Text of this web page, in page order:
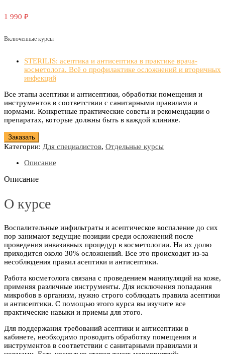
1 990 ₽
Включенные курсы
STERILIS: асептика и антисептика в практике врача-
косметолога. Всё о профилактике осложнений и вторичных
инфекций
Все этапы асептики и антисептики, обработки помещения и
инструментов в соответствии с санитарными правилами и
нормами. Конкретные практические советы и рекомендации о
препаратах, которые должны быть в каждой клинике.
Заказать
Категории: Для специалистов, Отдельные курсы
Описание
Описание
О курсе
Воспалительные инфильтраты и асептическое воспаление до сих
пор занимают ведущие позиции среди осложнений после
проведения инвазивных процедур в косметологии. На их долю
приходится около 30% осложнений. Все это происходит из-за
несоблюдения правил асептики и антисептики.
Работа косметолога связана с проведением манипуляций на коже,
применяя различные инструменты. Для исключения попадания
микробов в организм, нужно строго соблюдать правила асептики
и антисептики. С помощью этого курса вы изучите все
практические навыки и приемы для этого.
Для поддержания требований асептики и антисептики в
кабинете, необходимо проводить обработку помещения и
инструментов в соответствии с санитарными правилами и